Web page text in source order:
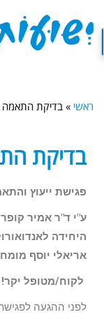
ראשי » בדיקת התאמה
בדיקת
פגישת ייעוץ
ע"י ד"ר אמיר
היחידה
אריאלי יוסף
לקוח/מטופל יקר!
לפני ההגעה לפגישת